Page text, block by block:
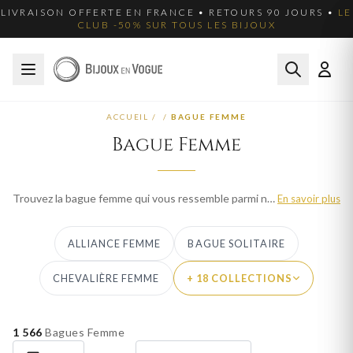
LIVRAISON OFFERTE EN FRANCE • RETOURS 90 JOURS • LE
CLUB -50% SUR TOUS LES BIJOUX
ACCUEIL / / BAGUE FEMME
Bague Femme
Trouvez la bague femme qui vous ressemble parmi notre collection en or, argent et plaqué or. Bijoux en Vogue réunit solitaires, alliances, anneaux fins et bagues cocktail pour chaque moment de vie. Nos créations de joaillerie française se distinguent par la pureté de leurs lignes et la qualité de leurs sertissages. Livraison offerte et retours gratuits sous 90 jours pour choisir en toute sérénité.En savoir plus
ALLIANCE FEMME BAGUE SOLITAIRE
CHEVALIÈRE FEMME + 18 COLLECTIONS
PAR MATIÈRE
1 566 Bagues Femme